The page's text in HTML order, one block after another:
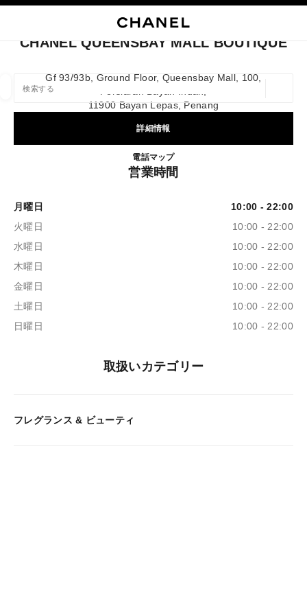
この検索バーの下に候補が表示されます
ブティックカードを閉じる CHANEL QUEENSBAY MALL BOUTIQUE
CHANEL QUEENSBAY MALL BOUTIQUE
Gf 93/93b, Ground Floor, Queensbay Mall, 100,
11900 Bayan Lepas, Penang
詳細情報
電話1800 812 838
マップCHANEL QUEENSBAY
営業時間
月曜日
10:00 - 22:00
火曜日
10:00 - 22:00
水曜日
10:00 - 22:00
木曜日
10:00 - 22:00
金曜日
10:00 - 22:00
土曜日
10:00 - 22:00
日曜日
10:00 - 22:00
取扱いカテゴリー
フレグランス & ビューティ
以下に関するフィルター結果：
ファッション アイウェア取扱店 ウォッチ & ファイ